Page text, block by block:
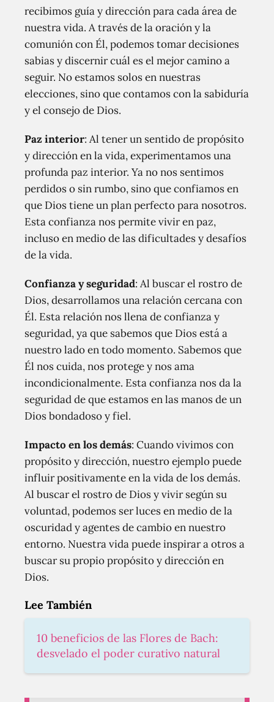
recibimos guía y dirección para cada área de
nuestra vida. A través de la oración y la
comunión con Él, podemos tomar decisiones
sabias y discernir cuál es el mejor camino a
seguir. No estamos solos en nuestras
elecciones, sino que contamos con la sabiduría
y el consejo de Dios.
Paz interior: Al tener un sentido de propósito
y dirección en la vida, experimentamos una
profunda paz interior. Ya no nos sentimos
perdidos o sin rumbo, sino que confiamos en
que Dios tiene un plan perfecto para nosotros.
Esta confianza nos permite vivir en paz,
incluso en medio de las dificultades y desafíos
de la vida.
Confianza y seguridad: Al buscar el rostro de
Dios, desarrollamos una relación cercana con
Él. Esta relación nos llena de confianza y
seguridad, ya que sabemos que Dios está a
nuestro lado en todo momento. Sabemos que
Él nos cuida, nos protege y nos ama
incondicionalmente. Esta confianza nos da la
seguridad de que estamos en las manos de un
Dios bondadoso y fiel.
Impacto en los demás: Cuando vivimos con
propósito y dirección, nuestro ejemplo puede
influir positivamente en la vida de los demás.
Al buscar el rostro de Dios y vivir según su
voluntad, podemos ser luces en medio de la
oscuridad y agentes de cambio en nuestro
entorno. Nuestra vida puede inspirar a otros a
buscar su propio propósito y dirección en
Dios.
Lee También
10 beneficios de las Flores de Bach:
desvelado el poder curativo natural